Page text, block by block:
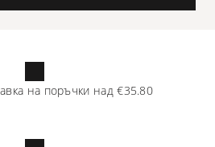
на поръчки над €35.80